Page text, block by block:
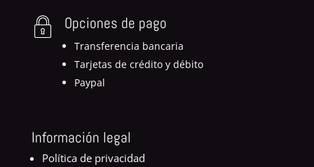
Opciones de pago
Transferencia bancaria
Tarjetas de crédito y débito
Paypal
Información legal
Política de privacidad